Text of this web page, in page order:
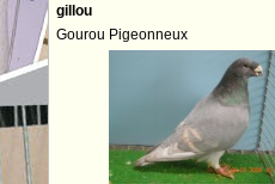
gillou
Gourou Pigeonneux